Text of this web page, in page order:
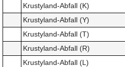
Krustyland-Abfall (K)
Krustyland-Abfall (Y)
Krustyland-Abfall (T)
Krustyland-Abfall (R)
Krustyland-Abfall (L)